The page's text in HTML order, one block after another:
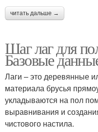
читать дальше →
Шаг лаг для
Базовые
Лаги – это деревянные
материала брусья
укладываются на пол
выравнивания и
чистового настила.